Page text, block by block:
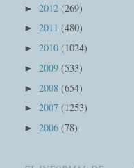
► 2012 (269)
► 2011 (480)
► 2010 (1024)
► 2009 (533)
► 2008 (654)
► 2007 (1253)
► 2006 (78)